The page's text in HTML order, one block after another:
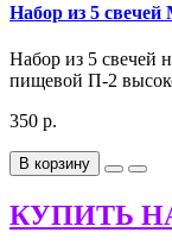
Набор из 5
Набор из 5 свечей
пищевой П-2
350 р.
В корзину
КУПИТЬ НА